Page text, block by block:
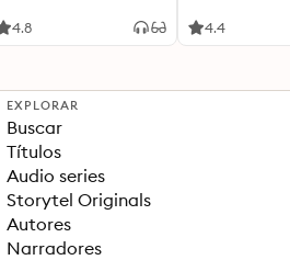
4.8 4.4
EXPLORAR
Buscar
Títulos
Audio series
Storytel Originals
Autores
Narradores